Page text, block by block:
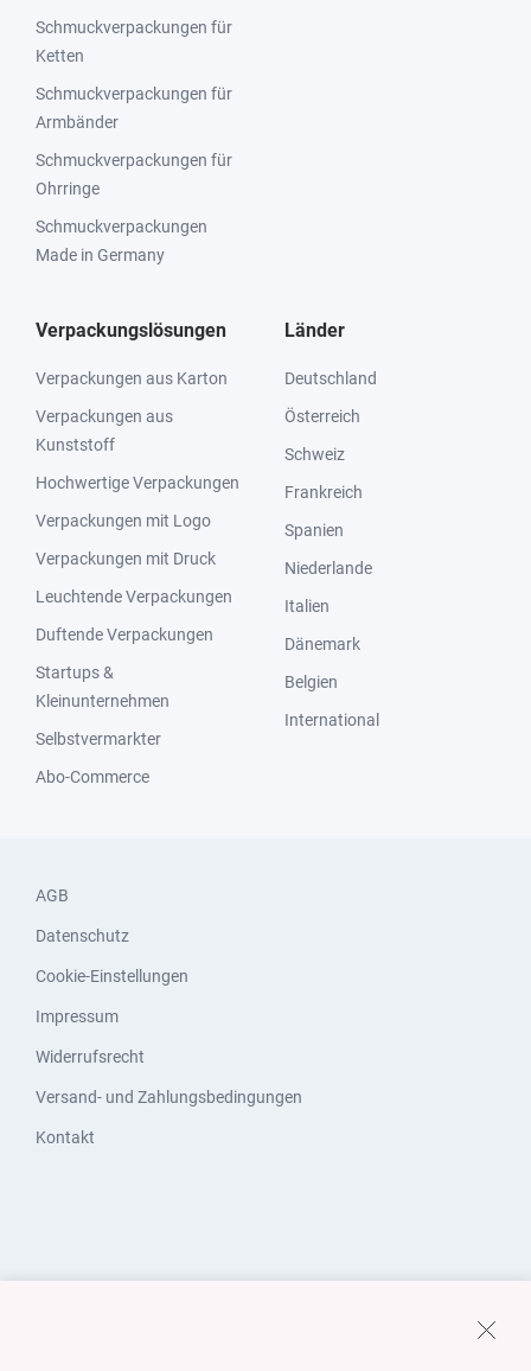
Schmuckverpackungen für
Ketten
Schmuckverpackungen für
Armbänder
Schmuckverpackungen für
Ohrringe
Schmuckverpackungen
Made in Germany
Verpackungslösungen
Verpackungen aus Karton
Verpackungen aus
Kunststoff
Hochwertige Verpackungen
Verpackungen mit Logo
Verpackungen mit Druck
Leuchtende Verpackungen
Duftende Verpackungen
Startups &
Kleinunternehmen
Selbstvermarkter
Abo-Commerce
Länder
Deutschland
Österreich
Schweiz
Frankreich
Spanien
Niederlande
Italien
Dänemark
Belgien
International
AGB
Datenschutz
Cookie-Einstellungen
Impressum
Widerrufsrecht
Versand- und Zahlungsbedingungen
Kontakt